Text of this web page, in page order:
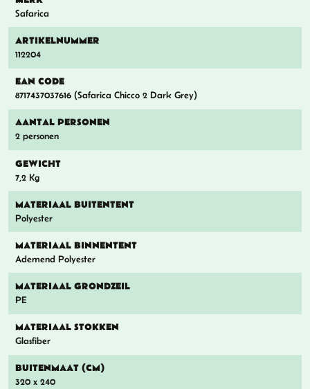
Safarica
ARTIKELNUMMER
112204
EAN CODE
8717437037616 (Safarica Chicco 2 Dark Grey)
AANTAL PERSONEN
2 personen
GEWICHT
7,2 Kg
MATERIAAL BUITENTENT
Polyester
MATERIAAL BINNENTENT
Ademend Polyester
MATERIAAL GRONDZEIL
PE
MATERIAAL STOKKEN
Glasfiber
BUITENMAAT (CM)
320 x 240